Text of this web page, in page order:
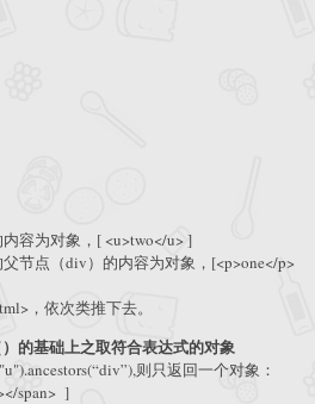
容为对象，[ <u>two</u> ]
节点（div）的内容为对象，[<p>one</p>
，依次类推下去。
的基础上之取符合表达式的对象
则只返回一个对象：
span> ]